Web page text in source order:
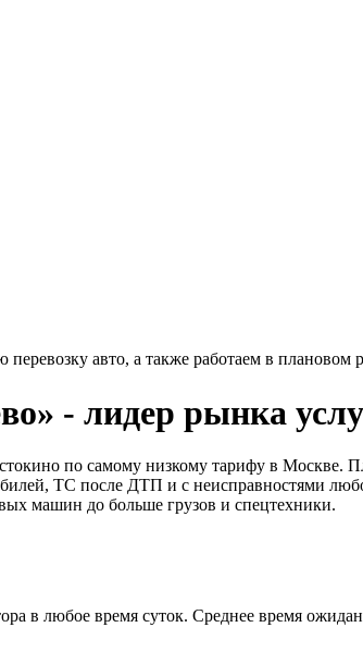
авто, а также работаем в плановом
- лидер рынка
по самому низкому тарифу в
ТС после ДТП и с неисправностями
машин до больше грузов и спецтехники.
в любое время суток. Среднее время